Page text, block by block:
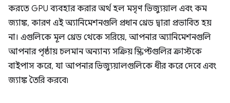
করতে GPU ব্যবহার করার অর্থ হল মসৃণ ভিজ্যুয়াল এবং কম
জ্যাঙ্ক, কারণ এই অ্যানিমেশনগুলি প্রধান থ্রেড দ্বারা প্রভাবিত হয়
না। এগুলিকে মূল থ্রেড থেকে সরিয়ে, আপনার অ্যানিমেশনগুলি
আপনার পৃষ্ঠায় চলমান অন্যান্য সক্রিয় স্ক্রিপ্টগুলির ক্রাস্টকে
বাইপাস করে, যা আপনার ভিজ্যুয়ালগুলিকে ধীর করে দেবে এবং
জ্যাঙ্ক তৈরি করবে৷